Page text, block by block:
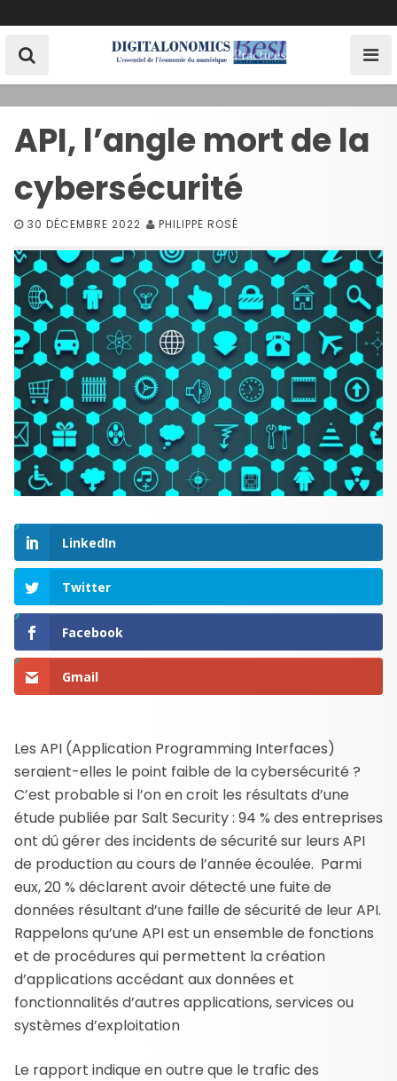
k
API, l’angle mort de la
cybersécurité
30 DÉCEMBRE 2022 PHILIPPE ROSÉ
LinkedIn
Twitter
Facebook
Gmail
Les API (Application Programming Interfaces)
seraient-elles le point faible de la cybersécurité ?
C’est probable si l’on en croit les résultats d’une
étude publiée par Salt Security : 94 % des entreprises
ont dû gérer des incidents de sécurité sur leurs API
de production au cours de l’année écoulée. Parmi
eux, 20 % déclarent avoir détecté une fuite de
données résultant d’une faille de sécurité de leur API.
Rappelons qu’une API est un ensemble de fonctions
et de procédures qui permettent la création
d’applications accédant aux données et
fonctionnalités d’autres applications, services ou
systèmes d’exploitation
Le rapport indique en outre que le trafic des